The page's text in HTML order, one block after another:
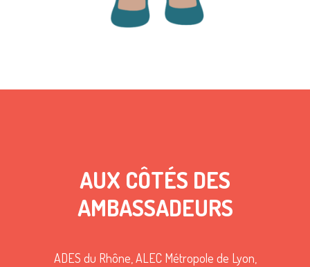
AUX CÔTÉS DES
AMBASSADEURS
ADES du Rhône, ALEC Métropole de Lyon,